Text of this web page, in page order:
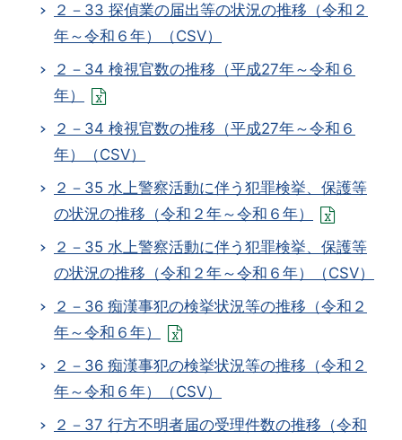
２－33 探偵業の届出等の状況の推移（令和２
年～令和６年）（CSV）
２－34 検視官数の推移（平成27年～令和６
年）
２－34 検視官数の推移（平成27年～令和６
年）（CSV）
２－35 水上警察活動に伴う犯罪検挙、保護等
の状況の推移（令和２年～令和６年）
２－35 水上警察活動に伴う犯罪検挙、保護等
の状況の推移（令和２年～令和６年）（CSV）
２－36 痴漢事犯の検挙状況等の推移（令和２
年～令和６年）
２－36 痴漢事犯の検挙状況等の推移（令和２
年～令和６年）（CSV）
２－37 行方不明者届の受理件数の推移（令和